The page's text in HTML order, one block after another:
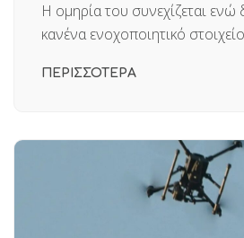
Η ομηρία του συνεχίζεται ενώ
κανένα ενοχοποιητικό
ΠΕΡΙΣΣΟΤΕΡΑ